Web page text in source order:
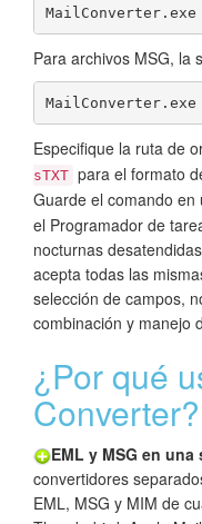
Para archivos MSG, la
Especifique la ruta de
sTXT para el formato
Guarde el comando en
el Programador de
nocturnas
acepta todas las
selección de campos,
combinación y manejo
¿Por qué
Converter?
EML y MSG en
convertidores
EML, MSG y MIM de